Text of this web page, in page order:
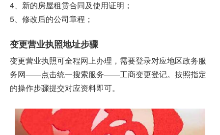
4、新的房屋租赁合同及使用证明；
5、修改后的公司章程；
变更营业执照地址步骤
变更营业执照可全程网上办理，需要登录对应地区政务服
务网——点击统一搜索服务——工商变更登记。按照指定
的操作步骤提交对应资料即可。